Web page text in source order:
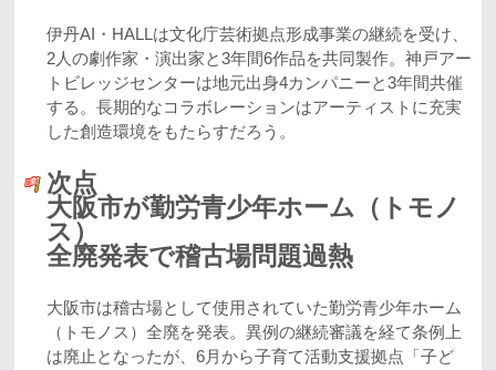
伊丹AI・HALLは文化庁芸術拠点形成事業の継続を受け、
2人の劇作家・演出家と3年間6作品を共同製作。神戸アー
トビレッジセンターは地元出身4カンパニーと3年間共催
する。長期的なコラボレーションはアーティストに充実
した創造環境をもたらすだろう。
次点
大阪市が勤労青少年ホーム（トモノ
ス）
全廃発表で稽古場問題過熱
大阪市は稽古場として使用されていた勤労青少年ホーム
（トモノス）全廃を発表。異例の継続審議を経て条例上
は廃止となったが、6月から子育て活動支援拠点「子ど